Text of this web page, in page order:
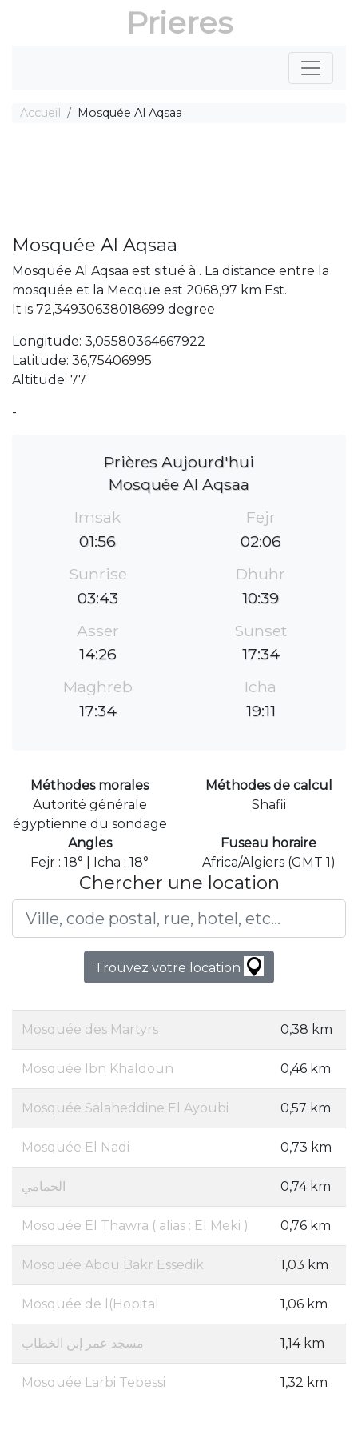
Prieres
Accueil Mosquée Al Aqsaa
Mosquée Al Aqsaa
Mosquée Al Aqsaa est situé à . La distance entre la
mosquée et la Mecque est 2068,97 km Est.
It is 72,34930638018699 degree
Longitude: 3,05580364667922
Latitude: 36,75406995
Altitude: 77
-
Prières Aujourd'hui
Mosquée Al Aqsaa
Imsak
01:56
Fejr
02:06
Sunrise
03:43
Dhuhr
10:39
Asser
14:26
Sunset
17:34
Maghreb
17:34
Icha
19:11
Méthodes morales
Autorité générale
égyptienne du sondage
Méthodes de calcul
Shafii
Angles
Fejr : 18° | Icha : 18°
Fuseau horaire
Africa/Algiers (GMT 1)
Chercher une location
Trouvez votre location
Mosquée des Martyrs 0,38 km
Mosquée Ibn Khaldoun 0,46 km
Mosquée Salaheddine El Ayoubi 0,57 km
Mosquée El Nadi 0,73 km
الحمامي 0,74 km
Mosquée El Thawra ( alias : El Meki ) 0,76 km
Mosquée Abou Bakr Essedik 1,03 km
Mosquée de l(Hopital 1,06 km
مسجد عمر إبن الخطاب 1,14 km
Mosquée Larbi Tebessi 1,32 km